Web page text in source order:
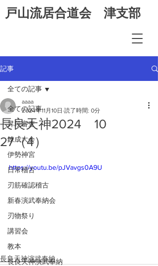
​戸山流居合道会 津支部
記事
全ての記事
昇段審査
錬成大会
伊勢神宮
日常稽古
刃筋確認稽古
新春演武奉納会
刃物祭り
講習会
教本
長良天神演武奉納
全ての記事
長良天神2024 10
27（4）
aaaa
2024年11月10日 読了時間: 0分
https://youtu.be/pJVavgs0A9U
長良天神演武奉納